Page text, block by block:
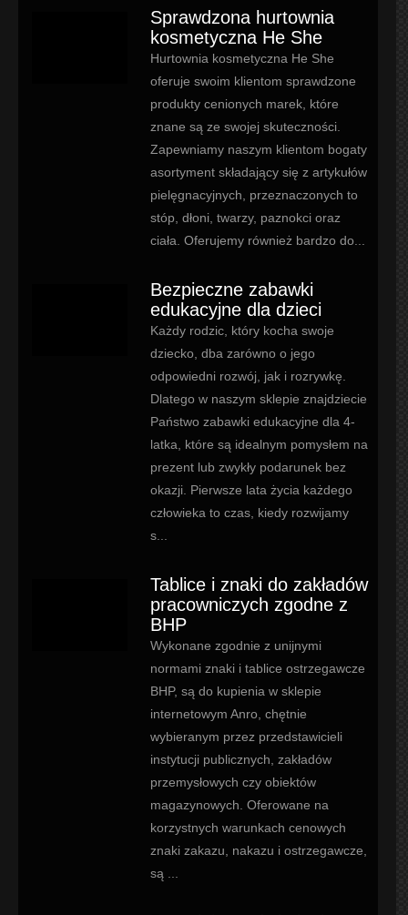
Sprawdzona hurtownia
kosmetyczna He She
Hurtownia kosmetyczna He She
oferuje swoim klientom sprawdzone
produkty cenionych marek, które
znane są ze swojej skuteczności.
Zapewniamy naszym klientom bogaty
asortyment składający się z artykułów
pielęgnacyjnych, przeznaczonych to
stóp, dłoni, twarzy, paznokci oraz
ciała. Oferujemy również bardzo do...
Bezpieczne zabawki
edukacyjne dla dzieci
Każdy rodzic, który kocha swoje
dziecko, dba zarówno o jego
odpowiedni rozwój, jak i rozrywkę.
Dlatego w naszym sklepie znajdziecie
Państwo zabawki edukacyjne dla 4-
latka, które są idealnym pomysłem na
prezent lub zwykły podarunek bez
okazji. Pierwsze lata życia każdego
człowieka to czas, kiedy rozwijamy
s...
Tablice i znaki do zakładów
pracowniczych zgodne z
BHP
Wykonane zgodnie z unijnymi
normami znaki i tablice ostrzegawcze
BHP, są do kupienia w sklepie
internetowym Anro, chętnie
wybieranym przez przedstawicieli
instytucji publicznych, zakładów
przemysłowych czy obiektów
magazynowych. Oferowane na
korzystnych warunkach cenowych
znaki zakazu, nakazu i ostrzegawcze,
są ...